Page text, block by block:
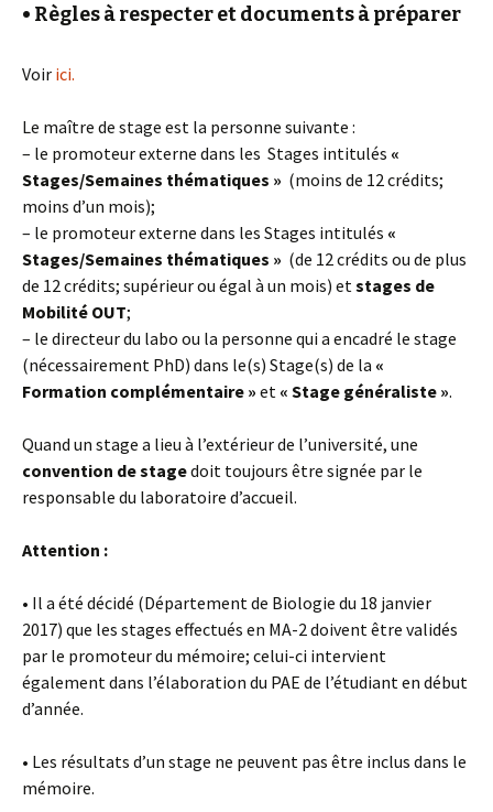
• Règles à respecter et documents à préparer
Voir ici.
Le maître de stage est la personne suivante :
– le promoteur externe dans les Stages intitulés «
Stages/Semaines thématiques » (moins de 12 crédits;
moins d’un mois);
– le promoteur externe dans les Stages intitulés «
Stages/Semaines thématiques » (de 12 crédits ou de plus
de 12 crédits; supérieur ou égal à un mois) etstages de
Mobilité OUT;
– le directeur du labo ou la personne qui a encadré le stage
(nécessairement PhD) dans le(s) Stage(s) de la «
Formation complémentaire » et « Stage généraliste ».
Quand un stage a lieu à l’extérieur de l’université, une
convention de stagedoit toujours être signée par le
responsable du laboratoire d’accueil.
Attention :
• Il a été décidé (Département de Biologie du 18 janvier
2017) que les stages effectués en MA-2 doivent être validés
par le promoteur du mémoire; celui-ci intervient
également dans l’élaboration du PAE de l’étudiant en début
d’année.
• Les résultats d’un stage ne peuvent pas être inclus dans le
mémoire.